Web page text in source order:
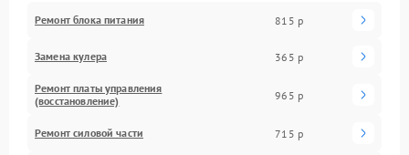
Ремонт блока питания 815 р
Замена кулера 365 р
Ремонт платы управления
(восстановление)
965 р
Ремонт силовой части 715 р